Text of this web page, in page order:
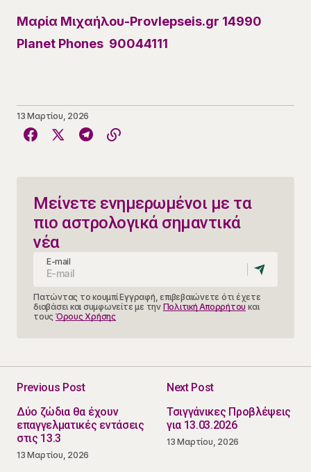
Μαρία Μιχαήλου-Provlepseis.gr 14990
Planet Phones 90044111
13 Μαρτίου, 2026
Μείνετε ενημερωμένοι με τα
πιο αστρολογικά σημαντικά
νέα
E-mail
Πατώντας το κουμπί Εγγραφή, επιβεβαιώνετε ότι έχετε
διαβάσει και συμφωνείτε με την Πολιτική Απορρήτου και
τους Όρους Χρήσης
Previous Post
Δύο ζώδια θα έχουν
επαγγελματικές εντάσεις
στις 13.3
13 Μαρτίου, 2026
Next Post
Τσιγγάνικες Προβλέψεις
για 13.03.2026
13 Μαρτίου, 2026